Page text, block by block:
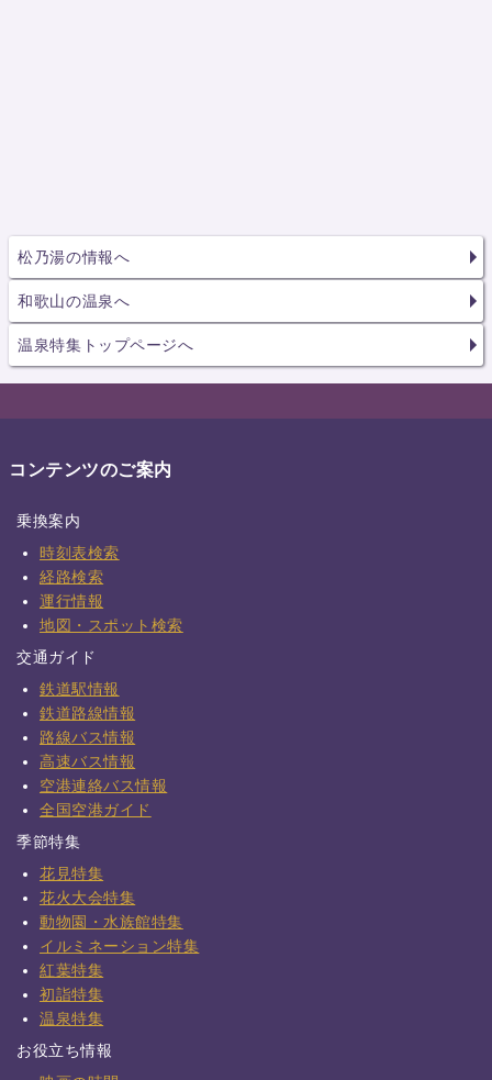
松乃湯の情報へ
和歌山の温泉へ
温泉特集トップページへ
コンテンツのご案内
乗換案内
時刻表検索
経路検索
運行情報
地図・スポット検索
交通ガイド
鉄道駅情報
鉄道路線情報
路線バス情報
高速バス情報
空港連絡バス情報
全国空港ガイド
季節特集
花見特集
花火大会特集
動物園・水族館特集
イルミネーション特集
紅葉特集
初詣特集
温泉特集
お役立ち情報